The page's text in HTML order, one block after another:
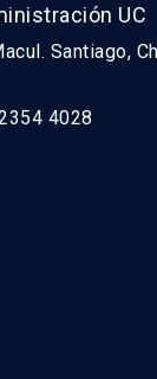
UC
Santiago,
4028